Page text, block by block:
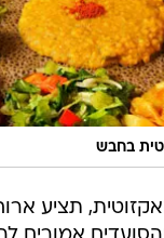
בחבש
תציע